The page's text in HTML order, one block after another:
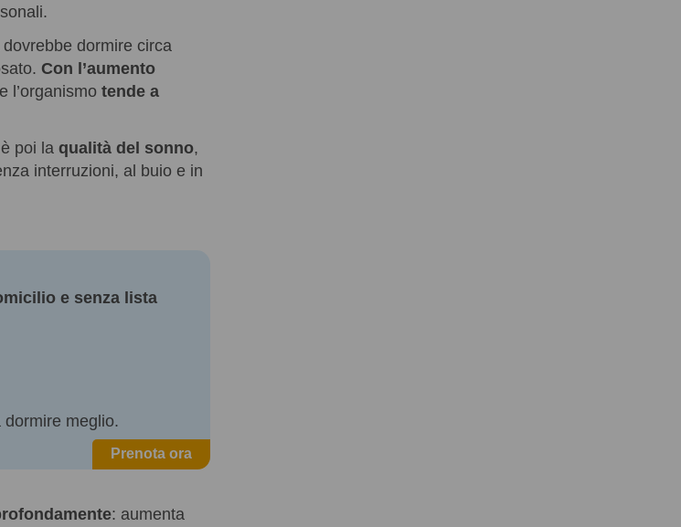
dormire circa
Con l’aumento
l’organismo tende a
poi la qualità del sonno,
interruzioni, al buio e in
e senza lista
meglio.
Prenota ora
: aumenta